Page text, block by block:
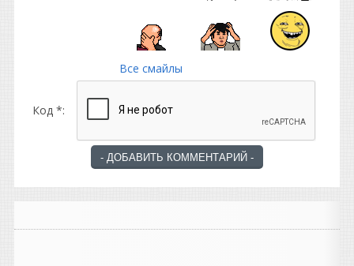
Все смайлы
Код *: